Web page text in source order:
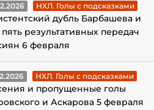
НХЛ. Голы с подсказками
дубль Барбашева и
результативных передач
6 февраля
НХЛ. Голы с подсказками
и пропущенные голы
и Аскарова 5 февраля